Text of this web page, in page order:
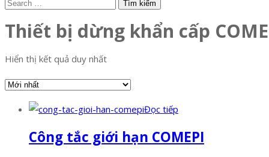
Thiết bị dừng khẩn cấp
Hiển thị kết quả duy nhất
Đọc tiếp
Công tắc giới hạn COMEPI